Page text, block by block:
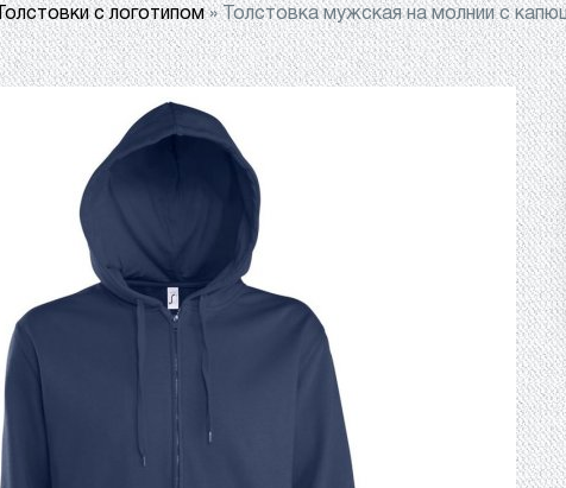
с логотипом»Толстовка мужская на молнии с